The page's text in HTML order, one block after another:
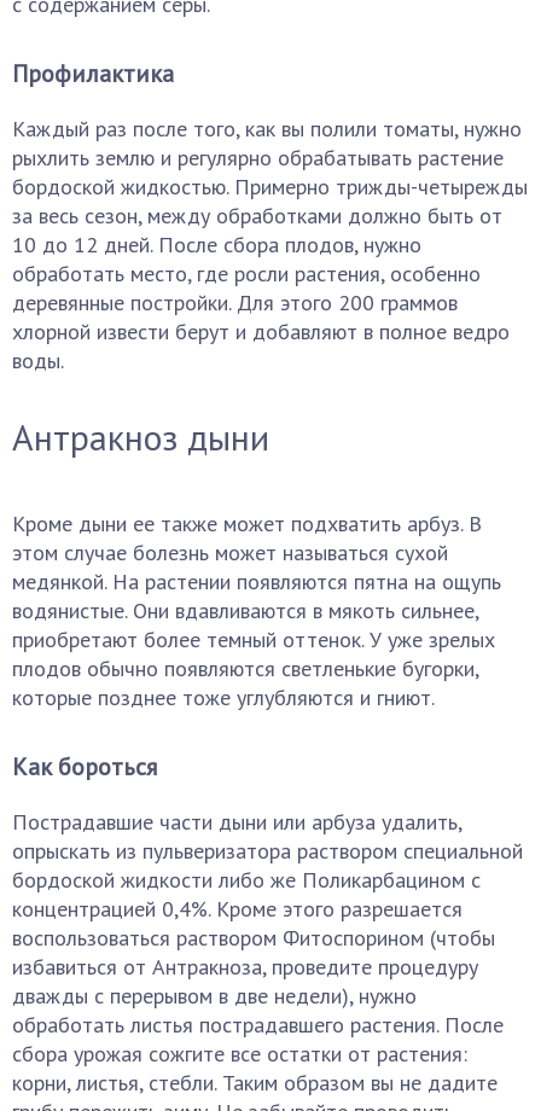
Профилактика
Каждый раз после того, как вы полили томаты, нужно
рыхлить землю и регулярно обрабатывать растение
бордоской жидкостью. Примерно трижды-четырежды
за весь сезон, между обработками должно быть от
10 до 12 дней. После сбора плодов, нужно
обработать место, где росли растения, особенно
деревянные постройки. Для этого 200 граммов
хлорной извести берут и добавляют в полное ведро
воды.
Антракноз дыни
Кроме дыни ее также может подхватить арбуз. В
этом случае болезнь может называться сухой
медянкой. На растении появляются пятна на ощупь
водянистые. Они вдавливаются в мякоть сильнее,
приобретают более темный оттенок. У уже зрелых
плодов обычно появляются светленькие бугорки,
которые позднее тоже углубляются и гниют.
Как бороться
Пострадавшие части дыни или арбуза удалить,
опрыскать из пульверизатора раствором специальной
бордоской жидкости либо же Поликарбацином с
концентрацией 0,4%. Кроме этого разрешается
воспользоваться раствором Фитоспорином (чтобы
избавиться от Антракноза, проведите процедуру
дважды с перерывом в две недели), нужно
обработать листья пострадавшего растения. После
сбора урожая сожгите все остатки от растения:
корни, листья, стебли. Таким образом вы не дадите